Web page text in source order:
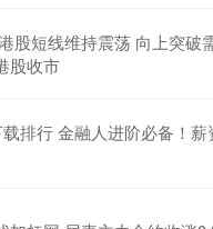
股短线维持震荡 向上突破
股收市
排行 金融人进阶必备！薪